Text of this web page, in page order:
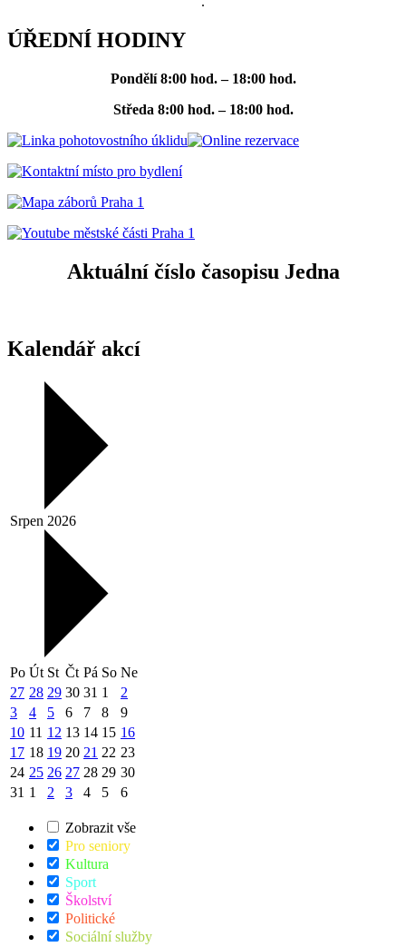
ÚŘEDNÍ HODINY
Pondělí 8:00 hod. – 18:00 hod.
Středa 8:00 hod. – 18:00 hod.
Aktuální číslo časopisu Jedna
Kalendář akcí
Srpen 2026
Po Út St Čt Pá So Ne
27 28 29 30 31 1
2
3
4 5 6 7 8
9
10 11 12 13 14 15 16
17 18 19 20 21 22 23
24 25 26 27 28 29 30
31 1 2 3 4 5 6
Zobrazit vše
Pro seniory
Kultura
Sport
Školství
Politické
Sociální služby